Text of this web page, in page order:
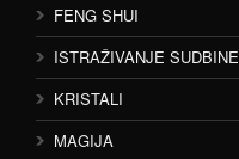
FENG SHUI
ISTRAŽIVANJE SUDBINE
KRISTALI
MAGIJA